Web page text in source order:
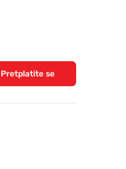
Pretplatite se